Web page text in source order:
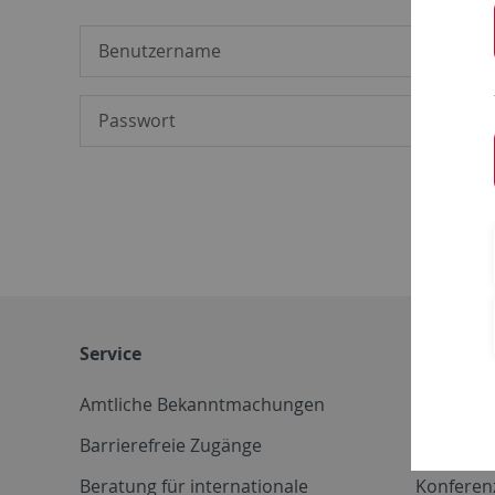
Service
Amtliche Bekanntmachungen
Barrierefreie Zugänge
Beratung für internationale